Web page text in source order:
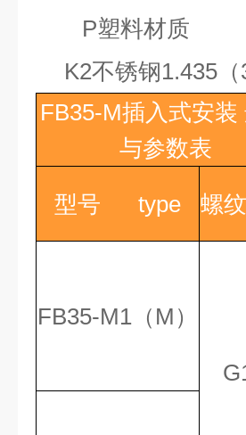
P塑料材质
K2不锈钢1.435 （
FB35-M插入式安装
与参数表
型号 type 螺
FB35-M1 （ M ）